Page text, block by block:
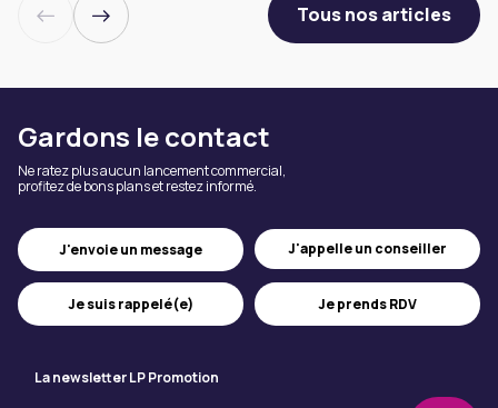
Tous nos articles
Gardons le contact
Ne ratez plus aucun lancement commercial,
profitez de bons plans et restez informé.
J'envoie un message J'appelle un conseiller
Je suis rappelé(e) Je prends RDV
La newsletter LP Promotion